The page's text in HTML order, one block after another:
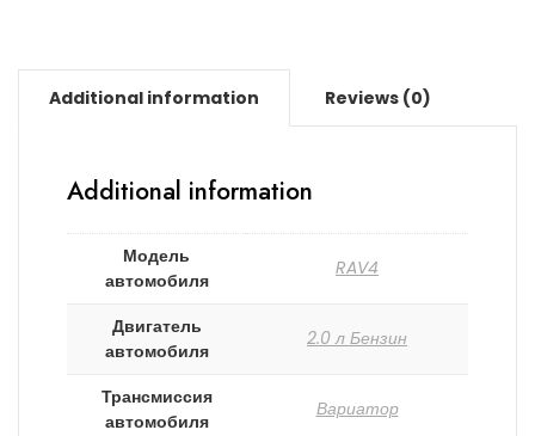
Additional information Reviews (0)
Additional information
Модель
автомобиля
RAV4
Двигатель
автомобиля
2.0 л Бензин
Трансмиссия
автомобиля
Вариатор